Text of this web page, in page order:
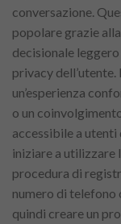
conversazione.
popolare grazie
decisionale
privacy
un’esperienza
o un
accessibile a utenti
iniziare a utilizzare
procedura di
numero di telefono
quindi creare un